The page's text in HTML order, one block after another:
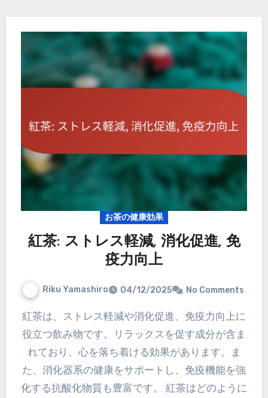
お茶の健康効果
紅茶: ストレス軽減, 消化促進, 免
疫力向上
Riku Yamashiro 04/12/2025 No Comments
紅茶は、ストレス軽減や消化促進、免疫力向上に
役立つ飲み物です。リラックスを促す成分が含ま
れており、心を落ち着ける効果があります。ま
た、消化器系の健康をサポートし、免疫機能を強
化する抗酸化物質も豊富です。 紅茶はどのように